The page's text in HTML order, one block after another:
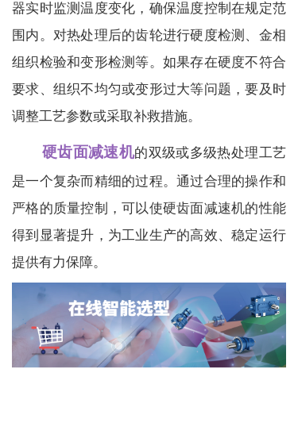
器实时监测温度变化，确保温度控制在规定范
围内。对热处理后的齿轮进行硬度检测、金相
组织检验和变形检测等。如果存在硬度不符合
要求、组织不均匀或变形过大等问题，要及时
调整工艺参数或采取补救措施。
硬齿面减速机的双级或多级热处理工艺
是一个复杂而精细的过程。通过合理的操作和
严格的质量控制，可以使硬齿面减速机的性能
得到显著提升，为工业生产的高效、稳定运行
提供有力保障。